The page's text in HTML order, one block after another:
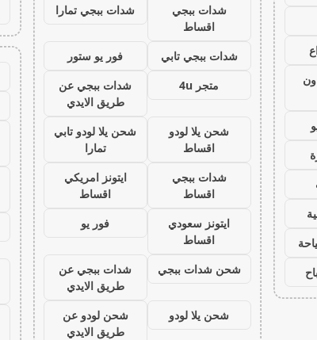
شدات ببجي
اقساط
شدات ببجي تمارا
شدات ببجي تابي
فور يو ستور
متجر 4u
شدات ببجي عن
طريق الايدي
شحن يلا لودو
اقساط
شحن يلا لودو تابي
تمارا
شدات ببجي
اقساط
ايتونز امريكي
اقساط
ايتونز سعودي
اقساط
فور يو
شحن شدات ببجي
شدات ببجي عن
طريق الايدي
شحن يلا لودو
شحن لودو عن
طريق الايدي